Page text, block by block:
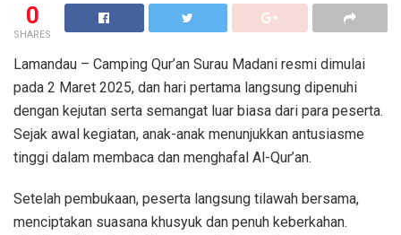
0
SHARES
Lamandau – Camping Qur’an Surau Madani resmi dimulai
pada 2 Maret 2025, dan hari pertama langsung dipenuhi
dengan kejutan serta semangat luar biasa dari para peserta.
Sejak awal kegiatan, anak-anak menunjukkan antusiasme
tinggi dalam membaca dan menghafal Al-Qur’an.
Setelah pembukaan, peserta langsung tilawah bersama,
menciptakan suasana khusyuk dan penuh keberkahan.